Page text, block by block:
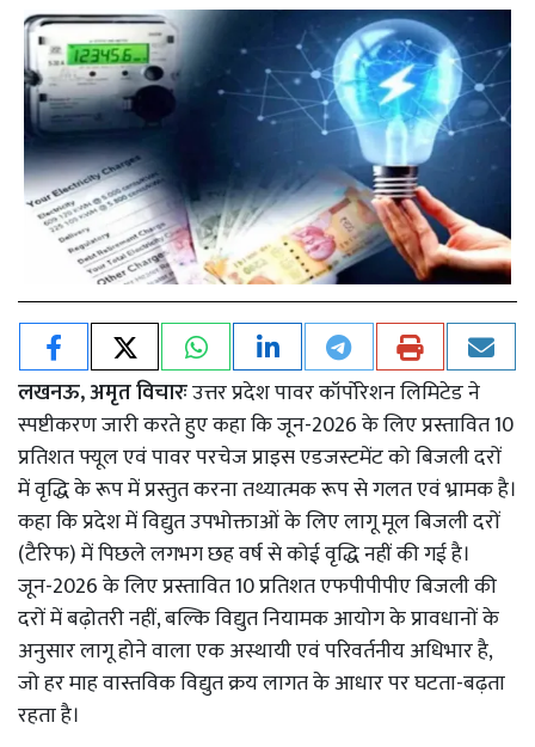
लखनऊ, अमृत विचारःउत्तर प्रदेश पावर कॉर्पोरेशन लिमिटेड ने
स्पष्टीकरण जारी करते हुए कहा कि जून-2026 के लिए प्रस्तावित 10
प्रतिशत फ्यूल एवं पावर परचेज प्राइस एडजस्टमेंट को बिजली दरों
में वृद्धि के रूप में प्रस्तुत करना तथ्यात्मक रूप से गलत एवं भ्रामक है।
कहा कि प्रदेश में विद्युत उपभोक्ताओं के लिए लागू मूल बिजली दरों
(टैरिफ) में पिछले लगभग छह वर्ष से कोई वृद्धि नहीं की गई है।
जून-2026 के लिए प्रस्तावित 10 प्रतिशत एफपीपीपीए बिजली की
दरों में बढ़ोतरी नहीं, बल्कि विद्युत नियामक आयोग के प्रावधानों के
अनुसार लागू होने वाला एक अस्थायी एवं परिवर्तनीय अधिभार है,
जो हर माह वास्तविक विद्युत क्रय लागत के आधार पर घटता-बढ़ता
रहता है।